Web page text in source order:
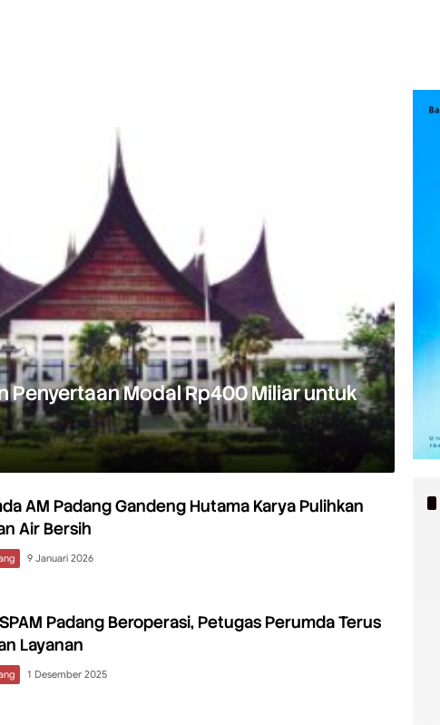
Penyertaan Modal Rp400 Miliar untuk
AM Padang Gandeng Hutama Karya Pulihkan
Air Bersih
9 Januari 2026
Padang Beroperasi, Petugas Perumda Terus
Layanan
1 Desember 2025